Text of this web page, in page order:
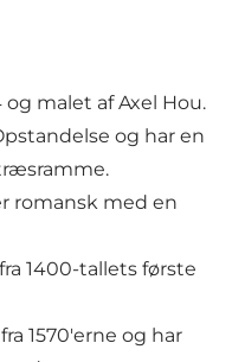
og malet af Axel Hou.
og har en
romansk med en
1400-tallets første
1570'erne og har